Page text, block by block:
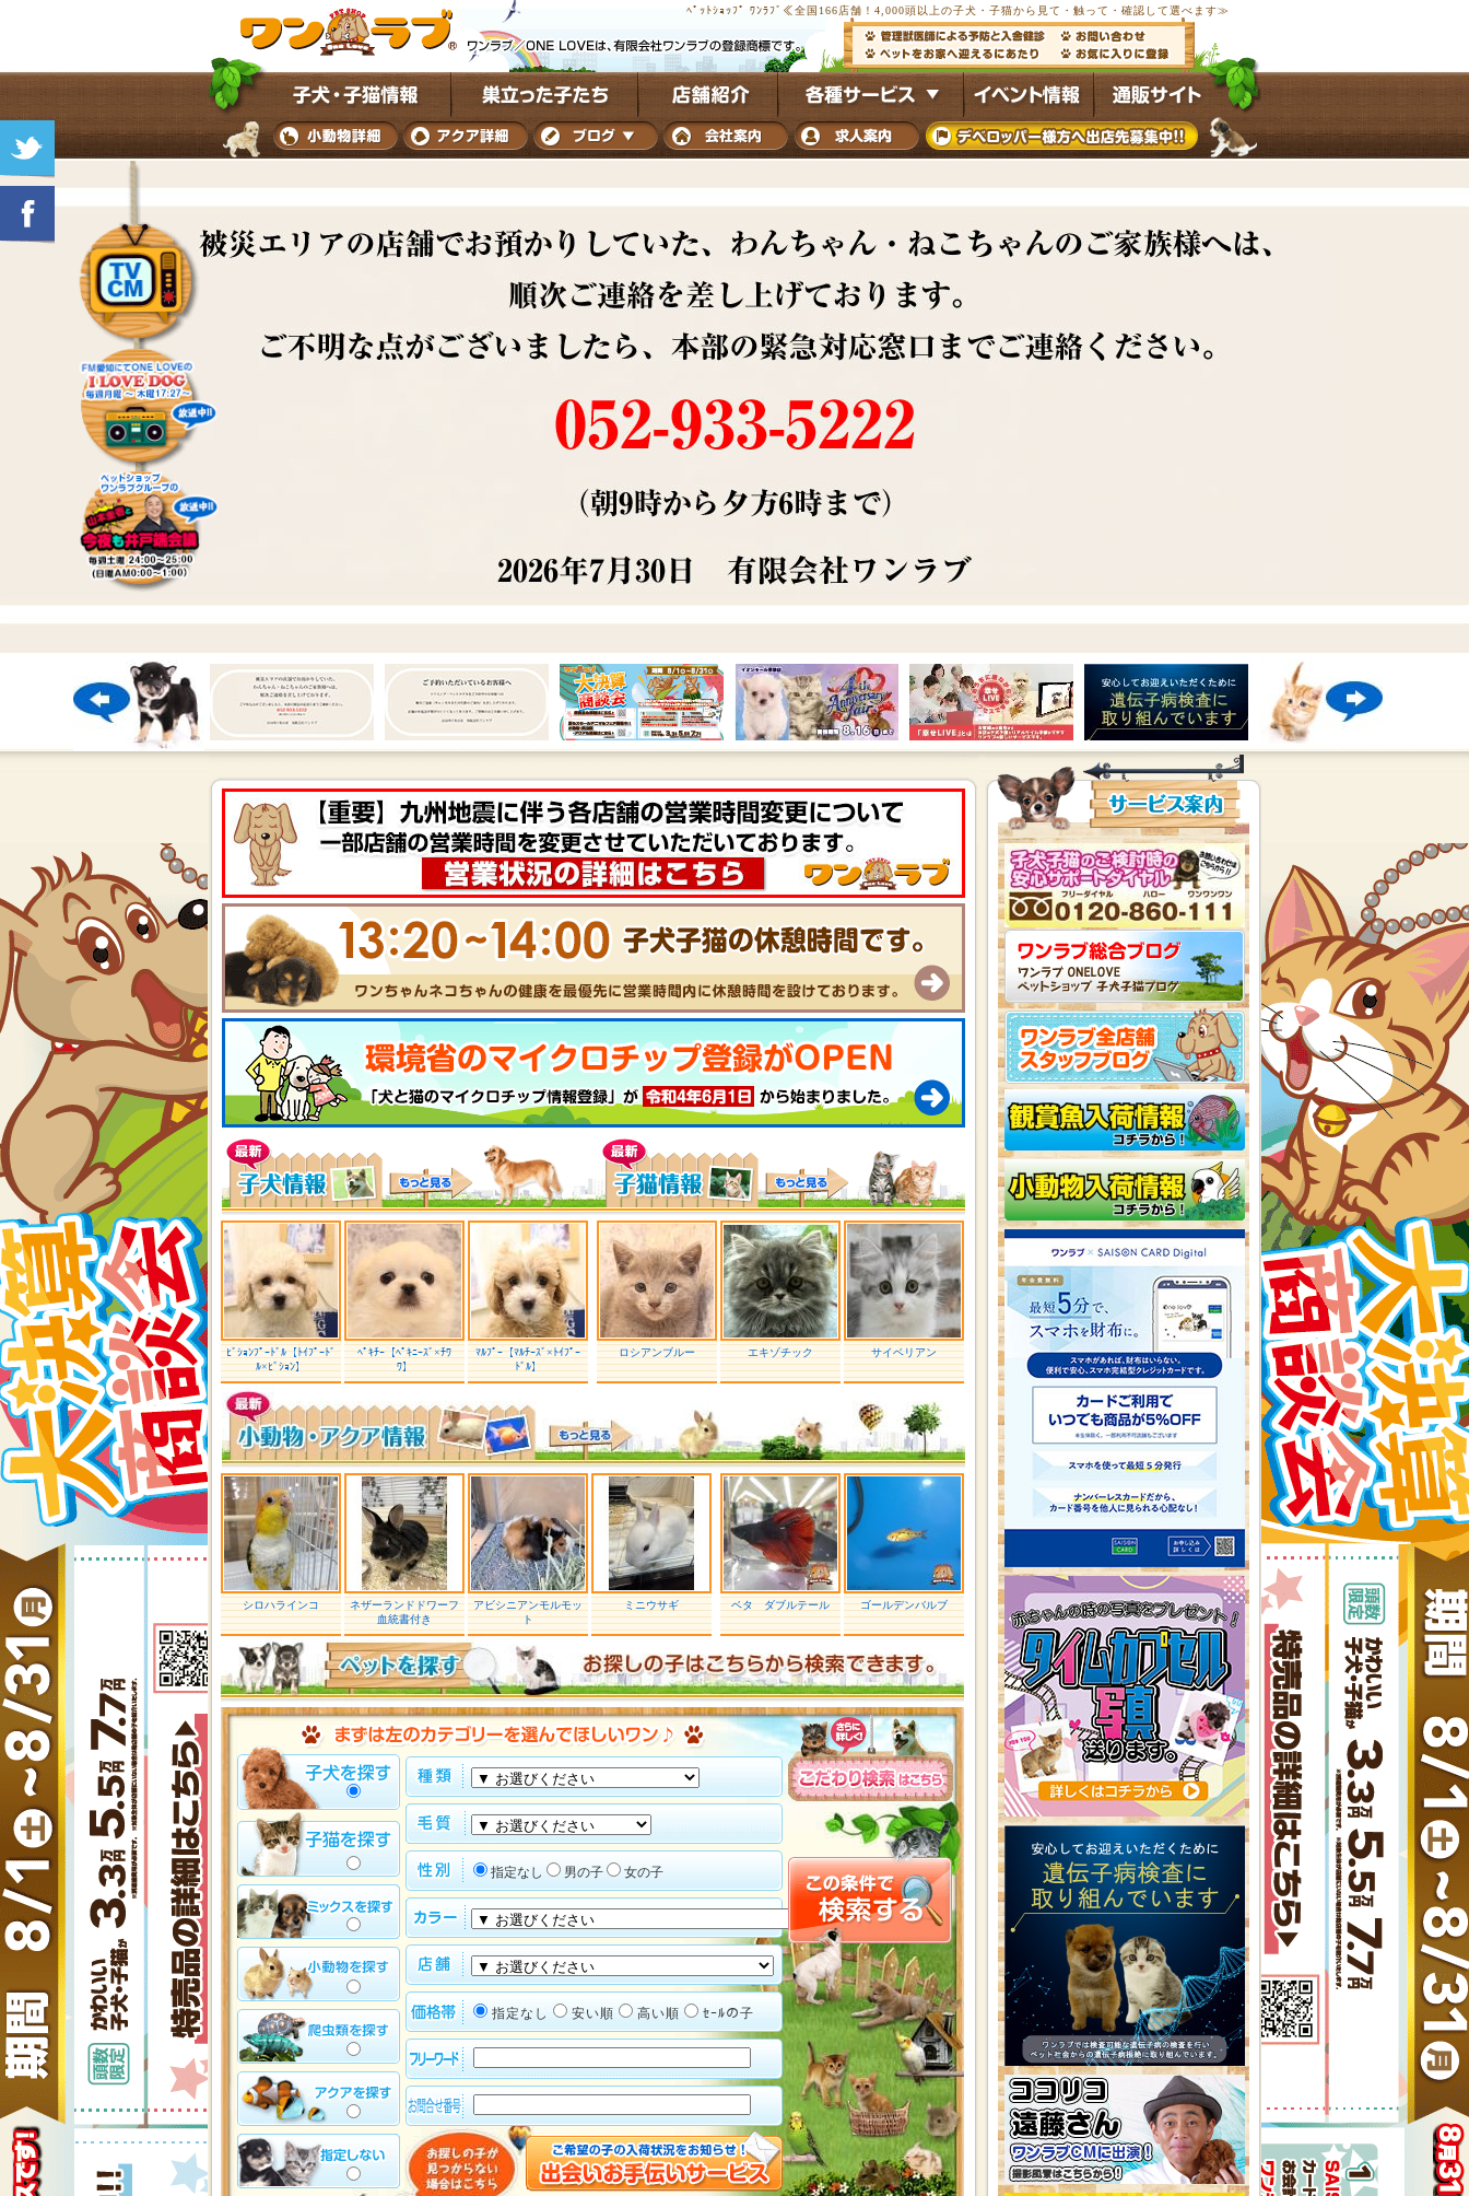
ﾍﾟｯﾄｼｮｯﾌﾟ ﾜﾝﾗﾌﾞ≪全国166店舗！4,000頭以上の子犬・子猫から見て・触って・確認して選べます≫
ﾋﾞｼｮﾝﾌﾟｰﾄﾞﾙ【ﾄｲﾌﾟｰﾄﾞ
ﾙ×ﾋﾞｼｮﾝ】
ﾍﾟｷﾁｰ【ﾍﾟｷﾆｰｽﾞ×ﾁﾜ
ﾜ】
ﾏﾙﾌﾟｰ【ﾏﾙﾁｰｽﾞ×ﾄｲﾌﾟｰ
ﾄﾞﾙ】
ロシアンブルー エキゾチック サイベリアン
シロハラインコ
ネザーランドドワーフ
血統書付き
アビシニアンモルモッ
ト
ミニウサギ ベタ ダブルテール ゴールデンバルブ
指定なし 男の子 女の子
指定なし 安い順 高い順 ｾｰﾙの子